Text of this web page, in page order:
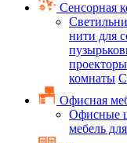
Сенсорная
нити для
комнаты
Офисная
Офисные
мебель